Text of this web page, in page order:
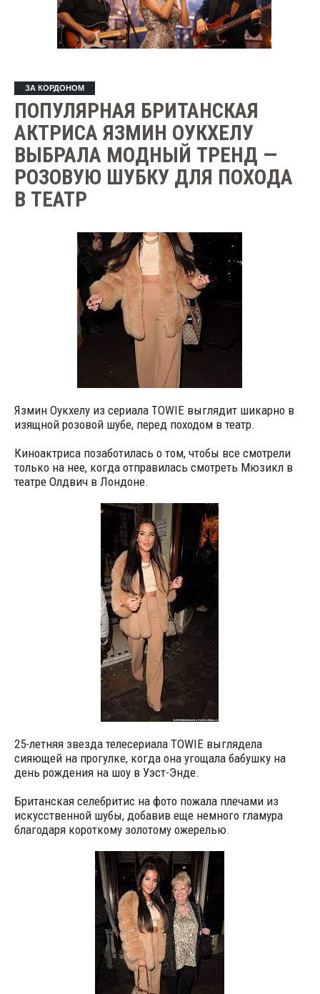
ЗА КОРДОНОМ
ПОПУЛЯРНАЯ БРИТАНСКАЯ
АКТРИСА ЯЗМИН ОУКХЕЛУ
ВЫБРАЛА МОДНЫЙ ТРЕНД —
РОЗОВУЮ ШУБКУ ДЛЯ ПОХОДА
В ТЕАТР
Язмин Оукхелу из сериала TOWIE выглядит шикарно в
изящной розовой шубе, перед походом в театр.
Киноактриса позаботилась о том, чтобы все смотрели
только на нее, когда отправилась смотреть Мюзикл в
театре Олдвич в Лондоне.
25-летняя звезда телесериала TOWIE выглядела
сияющей на прогулке, когда она угощала бабушку на
день рождения на шоу в Уэст-Энде.
Британская селебритис на фото пожала плечами из
искусственной шубы, добавив еще немного гламура
благодаря короткому золотому ожерелью.